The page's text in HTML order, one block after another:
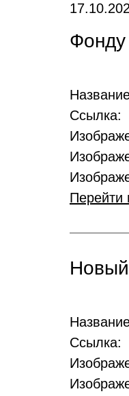
Ссылка:
Перейти
Ссылка: